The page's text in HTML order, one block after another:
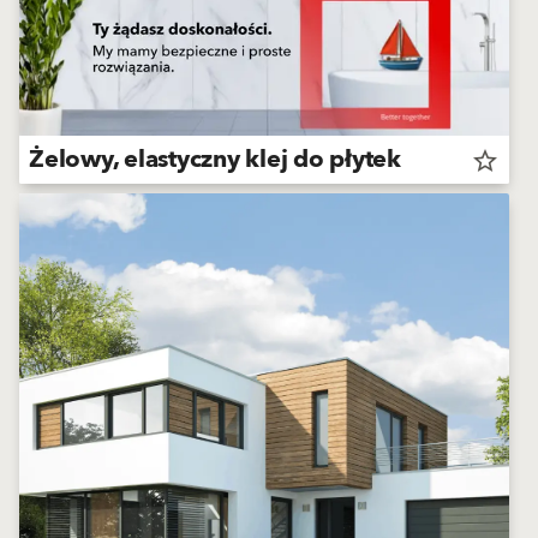
Żelowy, elastyczny klej do płytek star_border